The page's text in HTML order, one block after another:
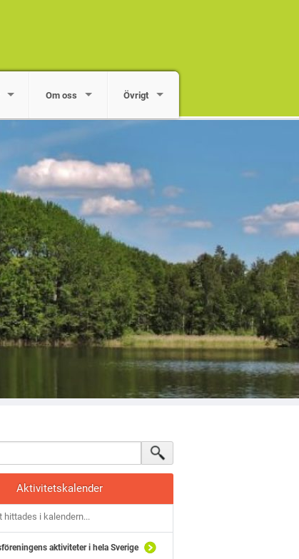
Om oss Övrigt
Aktivitetskalender
hittades i kalendern...
aktiviteter i hela Sverige